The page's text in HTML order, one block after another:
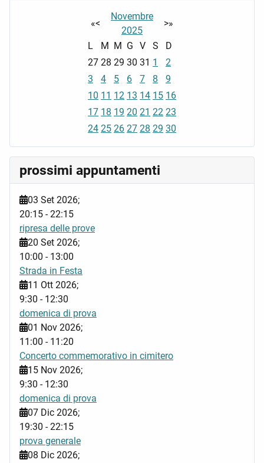
«<
Novembre
2025
>»
L
M M G V S
D
27 28 29 30 31 1
2
3
4 5 6 7 8
9
10 11 12 13 14 15 16
17 18 19 20 21 22 23
24 25 26 27 28 29 30
prossimi appuntamenti
03 Set 2026;
20:15 -22:15
ripresa delle prove
20 Set 2026;
10:00 - 13:00
Strada in Festa
11 Ott 2026;
9:30 - 12:30
domenica di prova
01 Nov 2026;
11:00 - 11:20
Concerto commemorativo in cimitero
15 Nov 2026;
9:30 - 12:30
domenica di prova
07 Dic 2026;
19:30 -22:15
prova generale
08 Dic 2026;